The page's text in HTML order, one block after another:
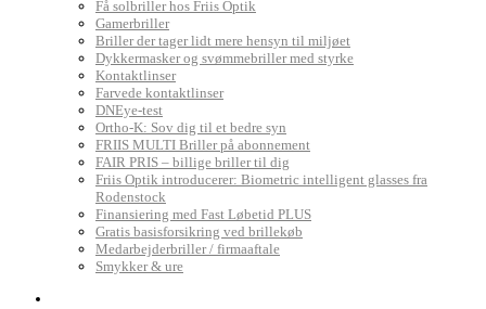
Få solbriller hos Friis Optik
Gamerbriller
Briller der tager lidt mere hensyn til miljøet
Dykkermasker og svømmebriller med styrke
Kontaktlinser
Farvede kontaktlinser
DNEye-test
Ortho-K: Sov dig til et bedre syn
FRIIS MULTI Briller på abonnement
FAIR PRIS – billige briller til dig
Friis Optik introducerer: Biometric intelligent glasses fra
Rodenstock
Finansiering med Fast Løbetid PLUS
Gratis basisforsikring ved brillekøb
Medarbejderbriller / firmaaftale
Smykker & ure